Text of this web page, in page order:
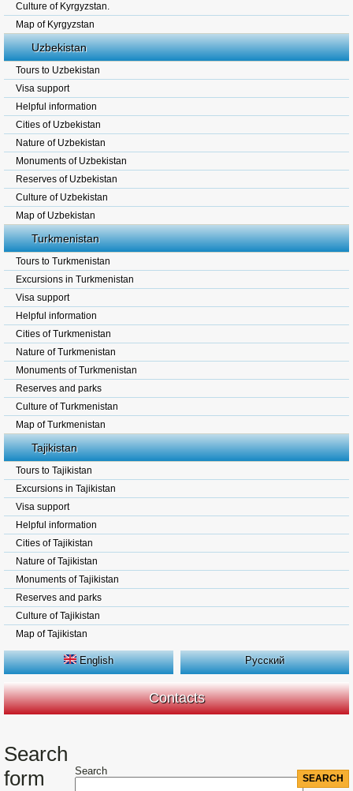
Culture of Kyrgyzstan.
Map of Kyrgyzstan
Uzbekistan
Tours to Uzbekistan
Visa support
Helpful information
Cities of Uzbekistan
Nature of Uzbekistan
Monuments of Uzbekistan
Reserves of Uzbekistan
Culture of Uzbekistan
Map of Uzbekistan
Turkmenistan
Tours to Turkmenistan
Excursions in Turkmenistan
Visa support
Helpful information
Cities of Turkmenistan
Nature of Turkmenistan
Monuments of Turkmenistan
Reserves and parks
Culture of Turkmenistan
Map of Turkmenistan
Tajikistan
Tours to Tajikistan
Excursions in Tajikistan
Visa support
Helpful information
Cities of Tajikistan
Nature of Tajikistan
Monuments of Tajikistan
Reserves and parks
Culture of Tajikistan
Map of Tajikistan
English Русский
Contacts
Search
form
Search